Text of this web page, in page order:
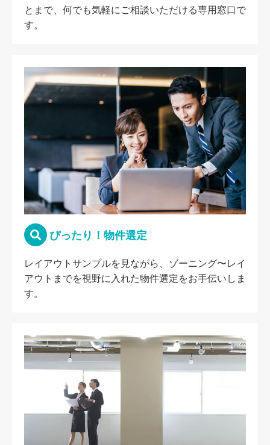
とまで、何でも気軽にご相談いただける専用窓口で
す。
ぴったり！物件選定
レイアウトサンプルを見ながら、ゾーニング〜レイ
アウトまでを視野に入れた物件選定をお手伝いしま
す。